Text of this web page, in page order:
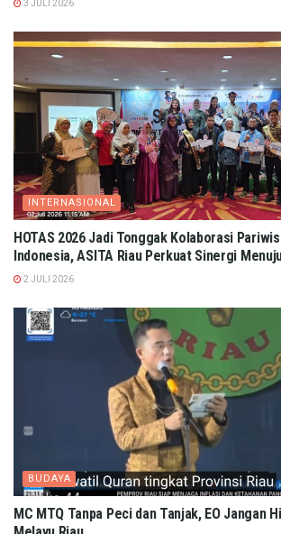
3 JULI 2026
INTERNASIONAL
HOTAS 2026 Jadi Tonggak Kolaborasi
Indonesia, ASITA Riau Perkuat Sinergi
2 JULI 2026
BUDAYA
MC MTQ Tanpa Peci dan Tanjak, EO Jangan